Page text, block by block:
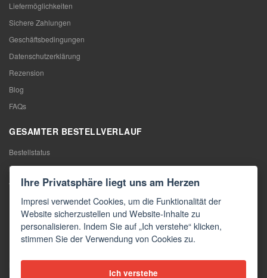
Liefermöglichkeiten
Sichere Zahlungen
Geschäftsbedingungen
Datenschutzerklärung
Rezension
Blog
FAQs
GESAMTER BESTELLVERLAUF
Bestellstatus
Meine Bestellung
Warentausch
Rücktritt vom Vertrag
Reklamation
KONTAKTE
Kontakte
Ihre Privatsphäre liegt uns am Herzen
Impresi verwendet Cookies, um die Funktionalität der
Website sicherzustellen und Website-Inhalte zu
personalisieren. Indem Sie auf „Ich verstehe“ klicken,
stimmen Sie der Verwendung von Cookies zu.
Ich verstehe